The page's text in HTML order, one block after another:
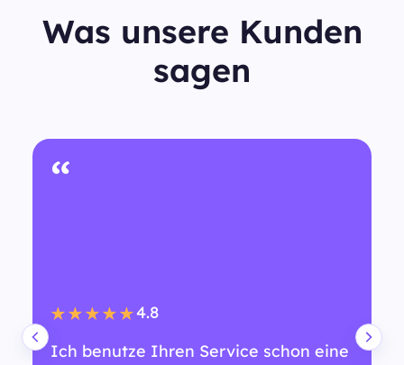
Was unsere Kunden
sagen
“
★★★★★4.8
Ich benutze Ihren Service schon eine